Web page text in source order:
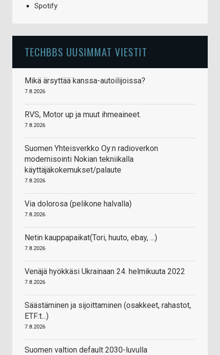
Spotify
TECHBBS UUSIMMAT VIESTIT
Mikä ärsyttää kanssa-autoilijoissa?
7.8.2026
RVS, Motor up ja muut ihmeaineet.
7.8.2026
Suomen Yhteisverkko Oy:n radioverkon
modernisointi Nokian tekniikalla
käyttäjäkokemukset/palaute
7.8.2026
Via dolorosa (pelikone halvalla)
7.8.2026
Netin kauppapaikat(Tori, huuto, ebay, ...)
7.8.2026
Venäjä hyökkäsi Ukrainaan 24. helmikuuta 2022
7.8.2026
Säästäminen ja sijoittaminen (osakkeet, rahastot,
ETF:t...)
7.8.2026
Suomen valtion default 2030-luvulla